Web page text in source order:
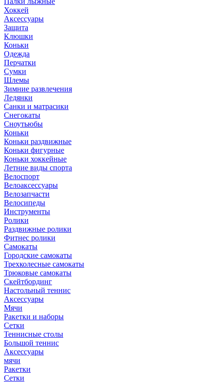
Хоккей
Аксессуары
Защита
Клюшки
Коньки
Одежда
Перчатки
Сумки
Шлемы
Зимние развлечения
Ледянки
Санки и матрасики
Снегокаты
Сноутьюбы
Коньки
Коньки раздвижные
Коньки фигурные
Коньки хоккейные
Летние виды спорта
Велоспорт
Велоаксессуары
Велозапчасти
Велосипеды
Инструменты
Ролики
Раздвижные ролики
Фитнес ролики
Самокаты
Городские самокаты
Трехколесные самокаты
Трюковые самокаты
Скейтбординг
Настольный теннис
Аксессуары
Мячи
Ракетки и наборы
Сетки
Теннисные столы
Большой теннис
Аксессуары
мячи
Ракетки
Сетки